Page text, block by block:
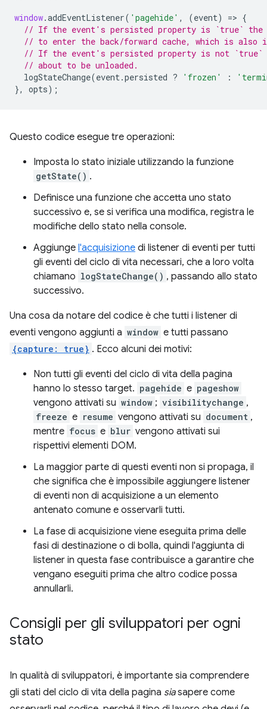
window.addEventListener( 'pagehide' , (event) => {
// If the event's persisted property is `true` the
// to enter the back/forward cache, which is also
// If the event's persisted property is not `true`
// about to be unloaded.
logStateChange(event .persisted ? 'frozen' :
},
opts);
Questo codice esegue tre operazioni:
Imposta lo stato iniziale utilizzando la funzione
getState() .
Definisce una funzione che accetta uno stato
successivo e, se si verifica una modifica, registra le
modifiche dello stato nella console.
Aggiunge l'acquisizione di listener di eventi per tutti
gli eventi del ciclo di vita necessari, che a loro volta
chiamano logStateChange() , passando allo stato
successivo.
Una cosa da notare del codice è che tutti i listener di
eventi vengono aggiunti a window e tutti passano
{capture: true} . Ecco alcuni dei motivi:
Non tutti gli eventi del ciclo di vita della pagina
hanno lo stesso target. pagehide e pageshow
vengono attivati su window ; visibilitychange ,
freeze e resume vengono attivati su document ,
mentre focus e blur vengono attivati sui
rispettivi elementi DOM.
La maggior parte di questi eventi non si propaga, il
che significa che è impossibile aggiungere listener
di eventi non di acquisizione a un elemento
antenato comune e osservarli tutti.
La fase di acquisizione viene eseguita prima delle
fasi di destinazione o di bolla, quindi l'aggiunta di
listener in questa fase contribuisce a garantire che
vengano eseguiti prima che altro codice possa
annullarli.
Consigli per gli sviluppatori per ogni
stato
In qualità di sviluppatori, è importante sia comprendere
gli stati del ciclo di vita della pagina siasapere come